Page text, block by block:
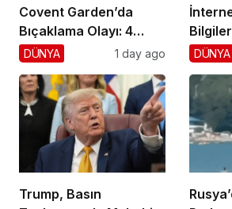
Covent Garden’da
Bıçaklama Olayı: 4
Yaralı, 1 Gözaltı
DÜNYA 1 day ago
Bilgiler
DÜNYA
Trump, Basın